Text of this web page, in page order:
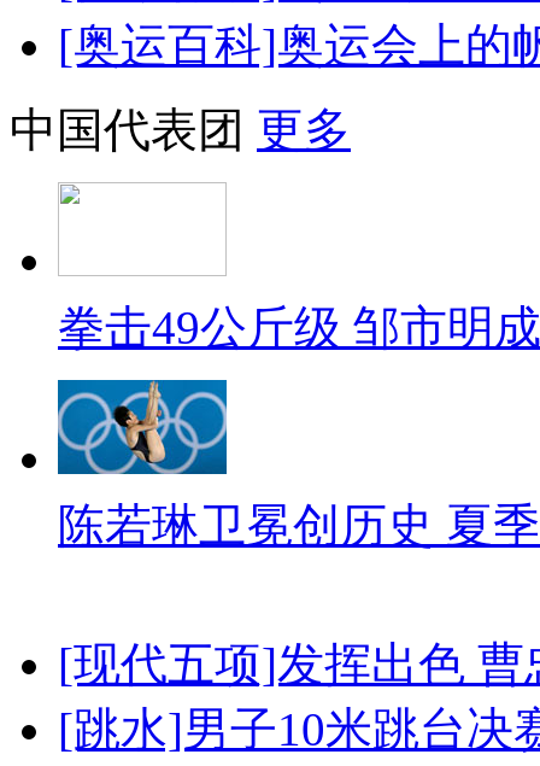
[奥运百科]奥运会上的
中国代表团 更多
拳击49公斤级 邹市明
陈若琳卫冕创历史 夏
[现代五项]发挥出色
[跳水]男子10米跳台决